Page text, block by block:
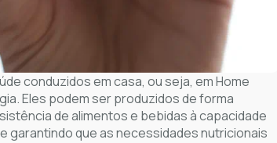
conduzidos em casa, ou seja, em Home
Eles podem ser produzidos de forma
de alimentos e bebidas à capacidade
garantindo que as necessidades nutricionais